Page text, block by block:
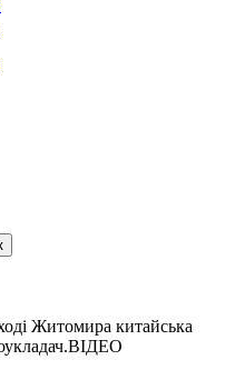
Житомира китайська